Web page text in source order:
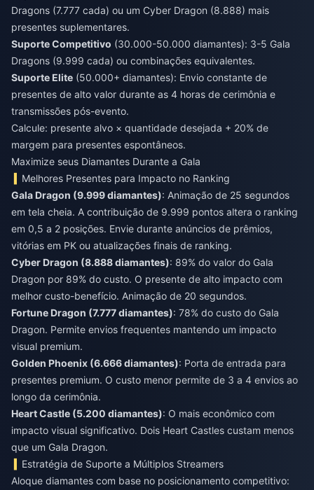
Dragons (7.777 cada) ou um Cyber Dragon (8.888) mais
presentes suplementares.
Suporte Competitivo (30.000-50.000 diamantes): 3-5 Gala
Dragons (9.999 cada) ou combinações equivalentes.
Suporte Elite (50.000+ diamantes): Envio constante de
presentes de alto valor durante as 4 horas de cerimônia e
transmissões pós-evento.
Calcule: presente alvo × quantidade desejada + 20% de
margem para presentes espontâneos.
Maximize seus Diamantes Durante a Gala
Melhores Presentes para Impacto no Ranking
Gala Dragon (9.999 diamantes): Animação de 25 segundos
em tela cheia. A contribuição de 9.999 pontos altera o ranking
em 0,5 a 2 posições. Envie durante anúncios de prêmios,
vitórias em PK ou atualizações finais de ranking.
Cyber Dragon (8.888 diamantes): 89% do valor do Gala
Dragon por 89% do custo. O presente de alto impacto com
melhor custo-benefício. Animação de 20 segundos.
Fortune Dragon (7.777 diamantes): 78% do custo do Gala
Dragon. Permite envios frequentes mantendo um impacto
visual premium.
Golden Phoenix (6.666 diamantes): Porta de entrada para
presentes premium. O custo menor permite de 3 a 4 envios ao
longo da cerimônia.
Heart Castle (5.200 diamantes): O mais econômico com
impacto visual significativo. Dois Heart Castles custam menos
que um Gala Dragon.
Estratégia de Suporte a Múltiplos Streamers
Aloque diamantes com base no posicionamento competitivo: